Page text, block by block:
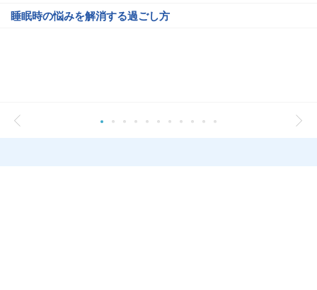
睡眠時の悩みを解消する過ごし方